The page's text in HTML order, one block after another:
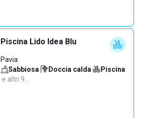
Piscina Lido Idea Blu
Pavia
Sabbiosa· Doccia calda·
Piscina
·e altri 9…